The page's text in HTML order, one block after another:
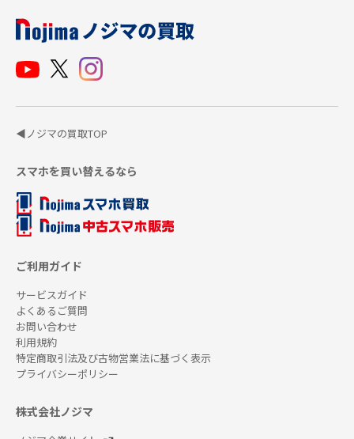
◀ノジマの買取TOP
スマホを買い替えるなら
ご利用ガイド
サービスガイド
よくあるご質問
お問い合わせ
利用規約
特定商取引法及び古物営業法に基づく表示
プライバシーポリシー
株式会社ノジマ